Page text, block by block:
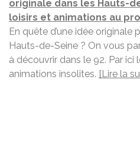
originale dans les Hauts-
loisirs et animations au
En quête d’une idée originale
Hauts-de-Seine ? On vous
à découvrir dans le 92. Par ici
animations insolites. [Lire la